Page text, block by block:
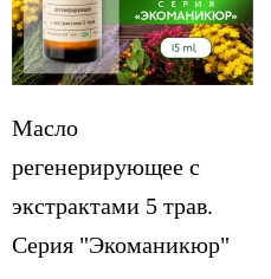
Масло
регенерирующее с
экстрактами 5 трав.
Серия "Экоманикюр"